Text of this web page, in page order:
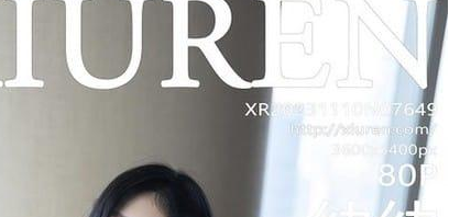
雯妹不讲道理 – NO.108 温度[69P2V-260MB] 2025-04-10
无颜小天使wy – NO.14 天使之翼[59P-237MB] 2022-10-23